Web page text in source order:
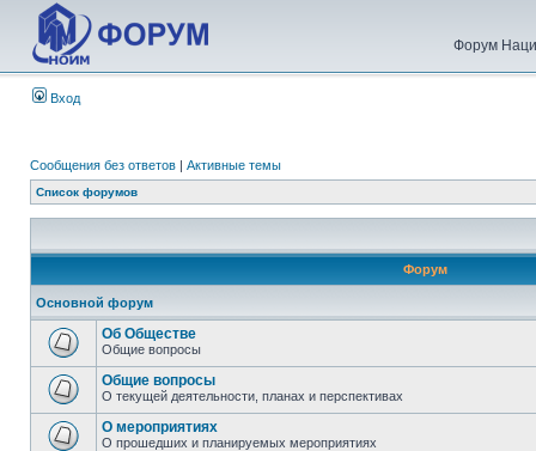
Форум
Вход
Сообщения без ответов | Активные темы
Список форумов
Форум
Основной форум
Об Обществе
Общие вопросы
Общие вопросы
О текущей деятельности, планах и перспективах
О мероприятиях
О прошедших и планируемых мероприятиях